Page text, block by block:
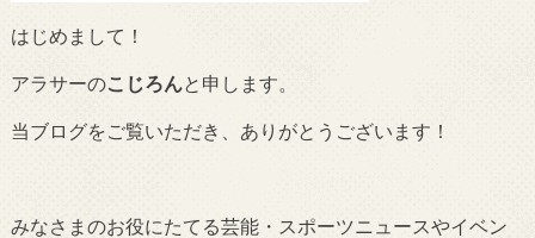
はじめまして！
アラサーのこじろん と申します。
当ブログをご覧いただき、ありがとうございます！
みなさまのお役にたてる芸能・スポーツニュースやイベン